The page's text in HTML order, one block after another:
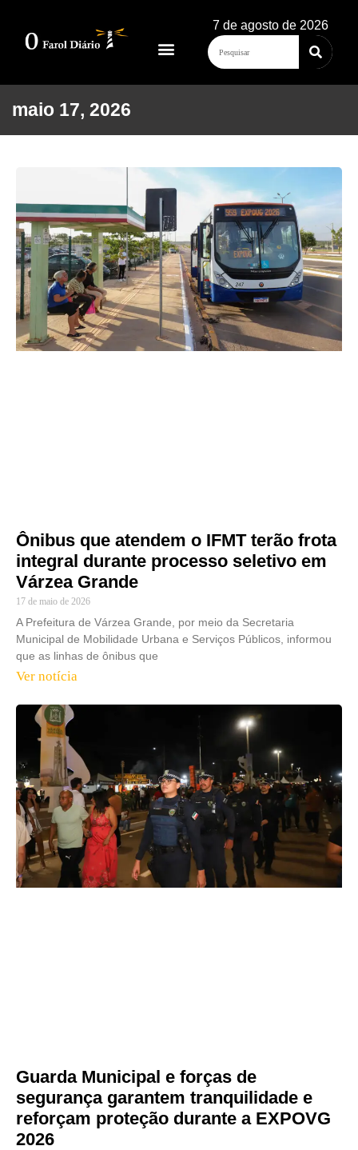
7 de agosto de 2026
maio 17, 2026
Ônibus que atendem o IFMT terão frota
integral durante processo seletivo em
Várzea Grande
17 de maio de 2026
A Prefeitura de Várzea Grande, por meio da Secretaria
Municipal de Mobilidade Urbana e Serviços Públicos, informou
que as linhas de ônibus que
Ver notícia
Guarda Municipal e forças de
segurança garantem tranquilidade e
reforçam proteção durante a EXPOVG
2026